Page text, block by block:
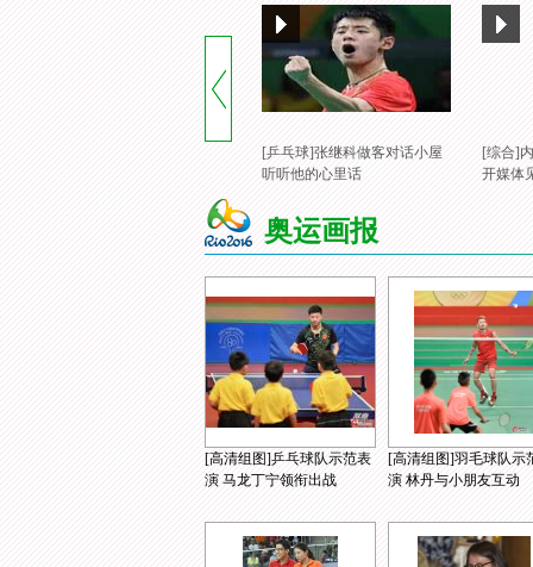
[乒乓球]张继科做客对话小屋
听听他的心里话
[综合]
开媒体
奥运画报
[高清组图]乒乓球队示范表
演 马龙丁宁领衔出战
[高清组图]羽毛球队示
演 林丹与小朋友互动